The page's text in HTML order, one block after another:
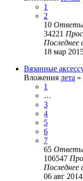
1
2
10
34221
Последнее
18 мар
Вязанные
Вложения лета »
1
…
3
4
5
6
7
65
106547
Последнее
06 авг